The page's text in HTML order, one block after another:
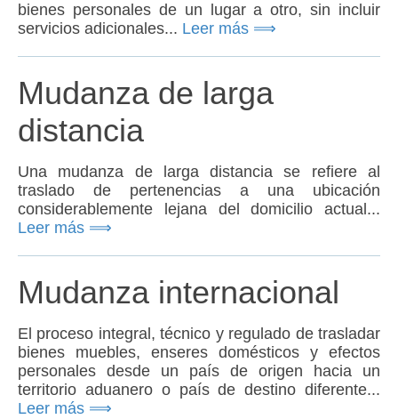
bienes personales de un lugar a otro, sin incluir
servicios adicionales... Leer más ⟹
Mudanza de larga
distancia
Una mudanza de larga distancia se refiere al
traslado de pertenencias a una ubicación
considerablemente lejana del domicilio actual...
Leer más ⟹
Mudanza internacional
El proceso integral, técnico y regulado de trasladar
bienes muebles, enseres domésticos y efectos
personales desde un país de origen hacia un
territorio aduanero o país de destino diferente...
Leer más ⟹